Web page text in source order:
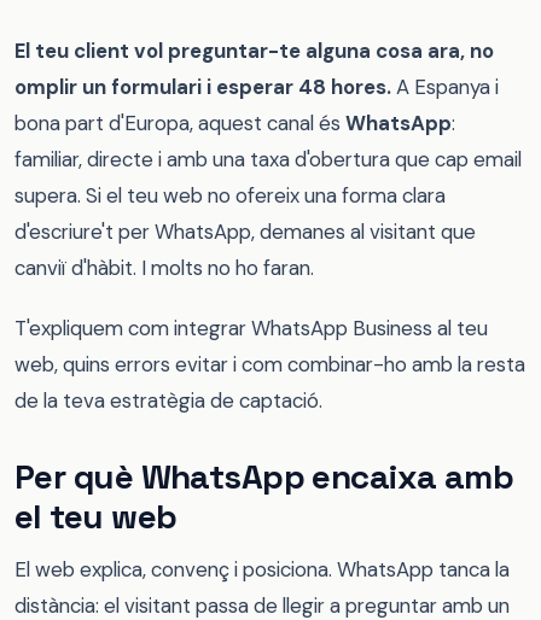
El teu client vol preguntar-te alguna cosa ara, no
omplir un formulari i esperar 48 hores.A Espanya i
bona part d'Europa, aquest canal és WhatsApp:
familiar, directe i amb una taxa d'obertura que cap email
supera. Si el teu web no ofereix una forma clara
d'escriure't per WhatsApp, demanes al visitant que
canviï d'hàbit. I molts no ho faran.
T'expliquem com integrar WhatsApp Business al teu
web, quins errors evitar i com combinar-ho amb la resta
de la teva estratègia de captació.
Per què WhatsApp encaixa amb
el teu web
El web explica, convenç i posiciona. WhatsApp tanca la
distància: el visitant passa de llegir a preguntar amb un